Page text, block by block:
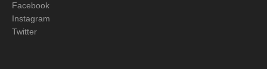
Facebook
Instagram
Twitter